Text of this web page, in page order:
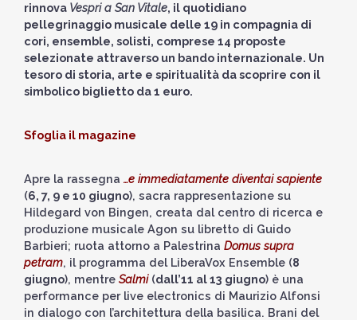
rinnova Vespri a San Vitale, il quotidiano
pellegrinaggio musicale delle 19 in compagnia di
cori, ensemble, solisti, comprese 14 proposte
selezionate attraverso un bando internazionale. Un
tesoro di storia, arte e spiritualità da scoprire con il
simbolico biglietto da 1 euro.
Sfoglia il magazine
Apre la rassegna …e immediatamente diventai sapiente
(6, 7, 9 e 10 giugno), sacra rappresentazione su
Hildegard von Bingen, creata dal centro di ricerca e
produzione musicale Agon su libretto di Guido
Barbieri; ruota attorno a Palestrina Domus supra
petram, il programma del LiberaVox Ensemble (8
giugno), mentre Salmi(dall’11 al 13 giugno) è una
performance per live electronics di Maurizio Alfonsi
in dialogo con l’architettura della basilica. Brani del